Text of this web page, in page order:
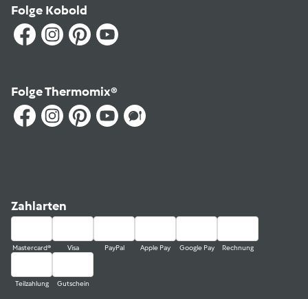
Folge Kobold
Folge Thermomix®
Zahlarten
Mastercard® Visa PayPal Apple Pay Google Pay Rechnung
Teilzahlung Gutschein